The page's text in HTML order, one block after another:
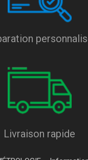
Livraison rapide